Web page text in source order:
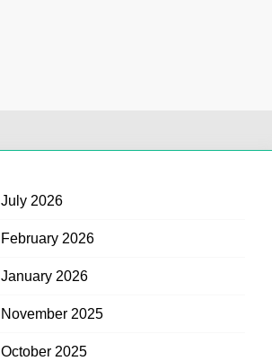
July 2026
February 2026
January 2026
November 2025
October 2025